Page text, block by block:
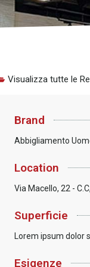
Visualizza tutte le
Brand
Abbigliamento
Location
Via Macello, 22 -
Superficie
Lorem ipsum dolor
Esigenze